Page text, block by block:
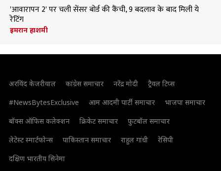
'आवारापन 2' पर चली सेंसर बोर्ड की कैंची, 9 बदलाव के बाद मिली ये
रेटिंग
इमरान हाशमी
अरविंद केजरीवाल कांग्रेस समाचार नरेंद्र मोदी
ट्रैवल टिप्स
#NewsBytesExclusive
आम आदमी पार्टी समाचार
भाजपा समाचार
बॉक्स ऑफिस कलेक्शन
क्रिकेट समाचार
फुटबॉल समाचार
लेटेस्ट स्मार्टफोन्स
पाकिस्तान समाचार राहुल गांधी
रेसिपी
दक्षिण भारतीय सिनेमा